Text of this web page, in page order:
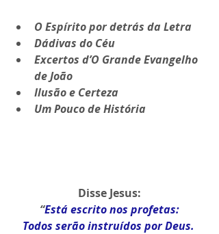
O Espírito por detrás da Letra
Dádivas do Céu
Excertos d’O Grande Evangelho
de João
Ilusão e Certeza
Um Pouco de História
Disse Jesus:
“Está escrito nos profetas:
Todos serão instruídos por Deus.